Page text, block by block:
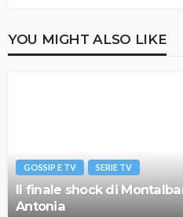
YOU MIGHT ALSO LIKE
GOSSIP E TV SERIE TV
Il finale shock di
Antonia